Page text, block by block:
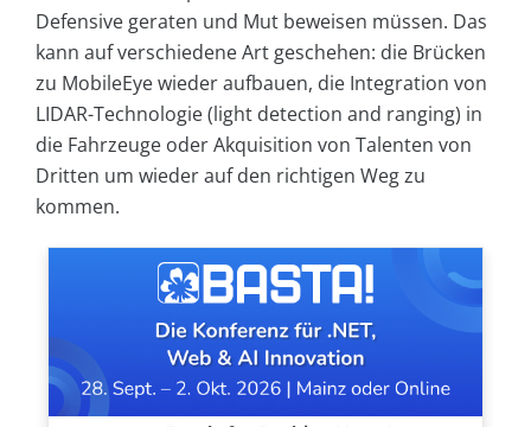
Defensive geraten und Mut beweisen müssen. Das
kann auf verschiedene Art geschehen: die Brücken
zu MobileEye wieder aufbauen, die Integration von
LIDAR-Technologie (light detection and ranging) in
die Fahrzeuge oder Akquisition von Talenten von
Dritten um wieder auf den richtigen Weg zu
kommen.